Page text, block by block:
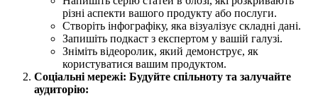
різні аспекти вашого продукту або послуги.
Створіть інфографіку, яка візуалізує складні дані.
Запишіть подкаст з експертом у вашій галузі.
Зніміть відеоролик, який демонструє, як
користуватися вашим продуктом.
Соціальні мережі: Будуйте спільноту та залучайте
аудиторію: